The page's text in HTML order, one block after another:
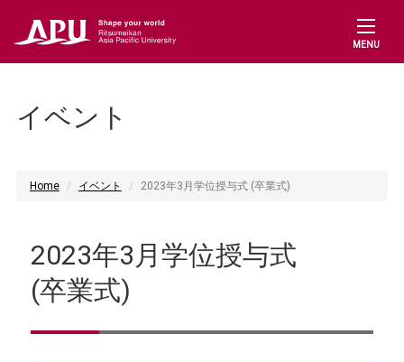
MENU
イベント
Home イベント 2023年3月学位授与式 (卒業式)
2023年3月学位授与式
(卒業式)